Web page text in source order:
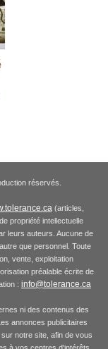
réservés.
(articles,
propriété intellectuelle
leurs auteurs. Aucune de
que personnel. Toute
vente, exploitation
préalable écrite de
: info@tolerance.ca
ni des contenus des
annonces publicitaires
notre site, afin de vous